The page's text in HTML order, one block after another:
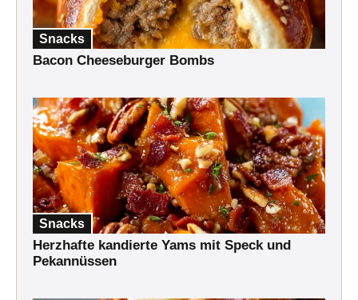
Snacks
Bacon Cheeseburger Bombs
Snacks
Herzhafte kandierte Yams mit Speck und
Pekannüssen